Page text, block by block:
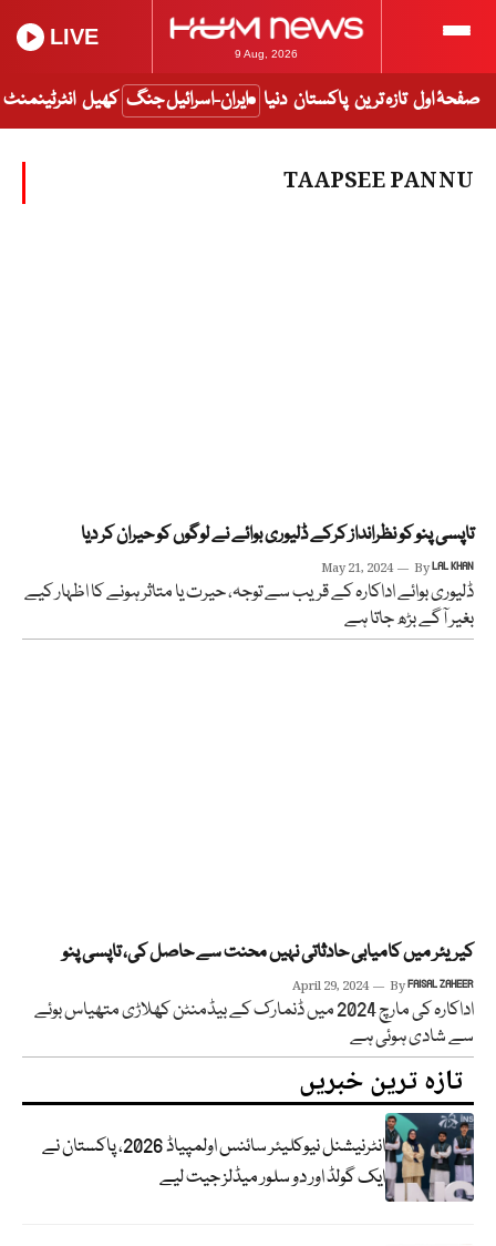
9 Aug, 2026
LIVE
صفحۂ اول تازہ ترین پاکستان دنیا ایران-اسرائیل جنگ کھیل انٹرٹینمنٹ
TAAPSEE PANNU
تاپسی پنو کو نظرانداز کرکے ڈلیوری بوائے نے لوگوں کو حیران کر دیا
May 21, 2024 ByLAL KHAN
ڈلیوری بوائے اداکارہ کے قریب سے توجہ، حیرت یا متاثر ہونے کا اظہار کیے
بغیر آگے بڑھ جاتا ہے
کیریئر میں کامیابی حادثاتی نہیں محنت سے حاصل کی، تاپسی پنو
April 29, 2024 ByFAISAL ZAHEER
اداکارہ کی مارچ 2024 میں ڈنمارک کے بیڈمنٹن کھلاڑی متھیاس بوئے
سے شادی ہوئی ہے
تازہ ترین خبریں
انٹرنیشنل نیوکلیئر سائنس اولمپیاڈ 2026، پاکستان نے
ایک گولڈ اور دو سلور میڈلز جیت لیے